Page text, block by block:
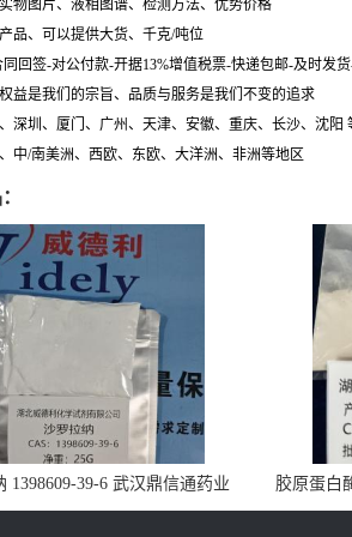
物图片、液相图谱、检测方法、优势价格
品、可以提供大货、千克/吨位
回签-对公付款-开据13%增值税票-快递包邮-及时发
益是我们的宗旨、品质与服务是我们不变的追求
深圳、厦门、广州、天津、安徽、重庆、长沙、沈阳
中/南美洲、西欧、东欧、大洋洲、非洲等地区
1398609-39-6 武汉鼎信通药业 胶原蛋白